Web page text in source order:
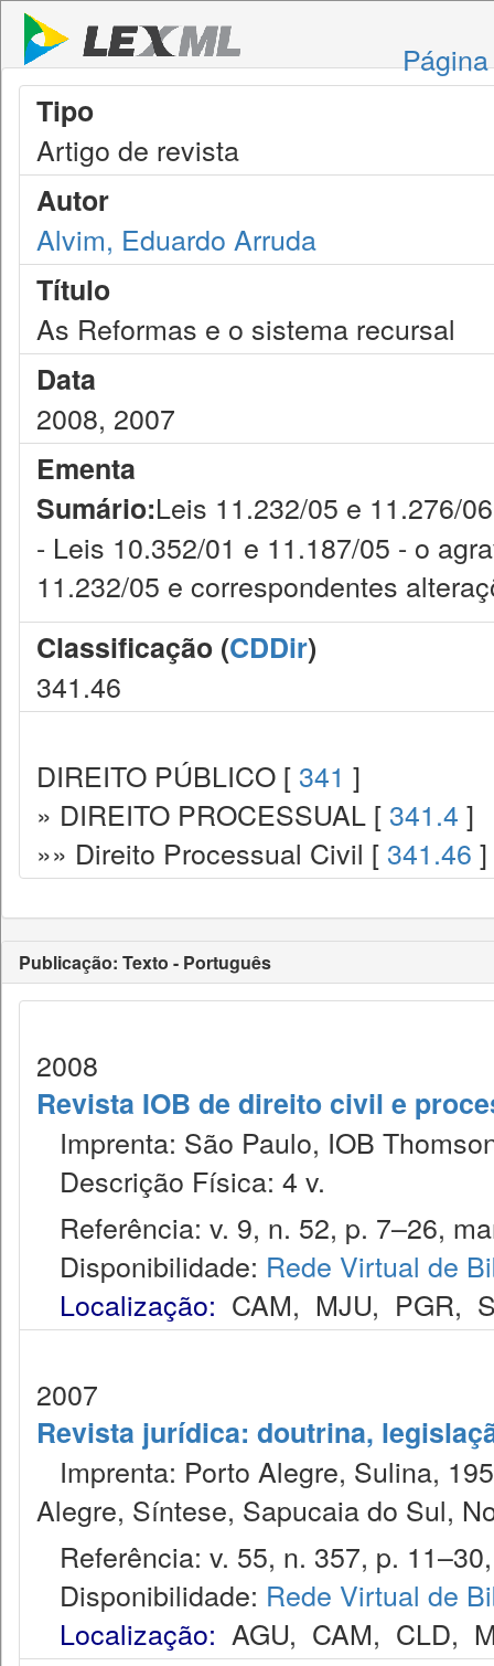
Tipo
Artigo de revista
Autor
Alvim, Eduardo Arruda
Título
As Reformas e o sistema recursal
Data
2008, 2007
Ementa
Sumário:Leis 11.232/05 e 11.276/
- Leis 10.352/01 e 11.187/05 - o
11.232/05 e correspondentes
Classificação (CDDir)
341.46
DIREITO PÚBLICO [ 341 ]
» DIREITO PROCESSUAL [ 341.4 ]
»» Direito Processual Civil [ 341.46 ]
Publicação: Texto - Português
2008
Revista IOB de direito civil e
Imprenta: São Paulo, IOB
Descrição Física: 4 v.
Referência: v. 9, n. 52, p. 7–26,
Disponibilidade: Rede Virtual de
Localização: CAM, MJU, PGR,
2007
Revista jurídica: doutrina,
Imprenta: Porto Alegre, Sulina,
Alegre, Síntese, Sapucaia do Sul,
Referência: v. 55, n. 357, p.
Disponibilidade: Rede Virtual de
Localização: AGU, CAM, CLD,